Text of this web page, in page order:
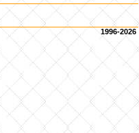
1996-2026